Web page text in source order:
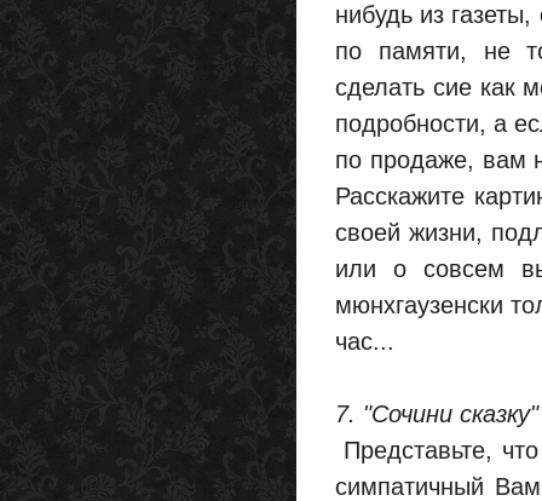
нибудь из
по памяти, не
сделать сие как
подробности, а
по продаже, вам
Расскажите
своей жизни,
или о совсем
мюнхгаузенски
час...
7. "Сочини сказку"
Представьте,
симпатичный